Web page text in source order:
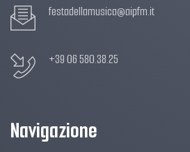
festadellamusica@aipfm.it
+39 06 580.38.25
Navigazione